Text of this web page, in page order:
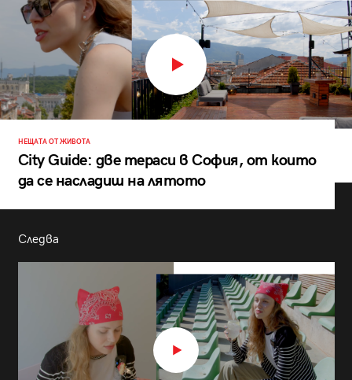
НЕЩАТА ОТ ЖИВОТА
City Guide: две тераси в София, от които
да се насладиш на лятото
Следва